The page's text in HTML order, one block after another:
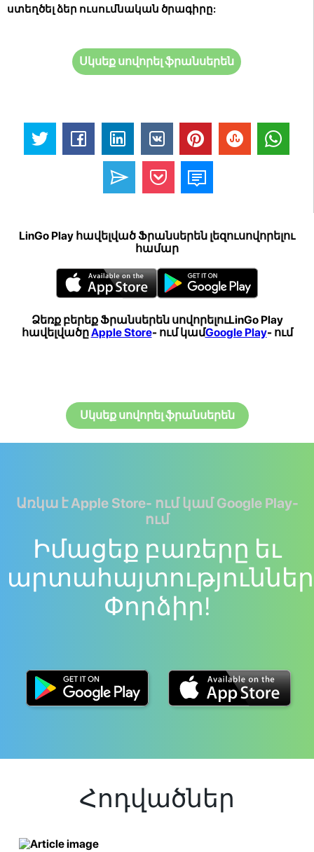
ստեղծել ձեր ուսումնական ծրագիրը:
Սկսեք սովորել ֆրանսերեն
LinGo Play հավելված Ֆրանսերեն լեզուսովորելու
համար
Ձեռք բերեք Ֆրանսերեն սովորելուLinGo Play
հավելվածըApple Store- ում կամGoogle Play- ում
Սկսեք սովորել ֆրանսերեն
Առկա է Apple Store- ում կամ Google Play-
ում
Իմացեք բառերը եւ
Փորձիր!
Հոդվածներ